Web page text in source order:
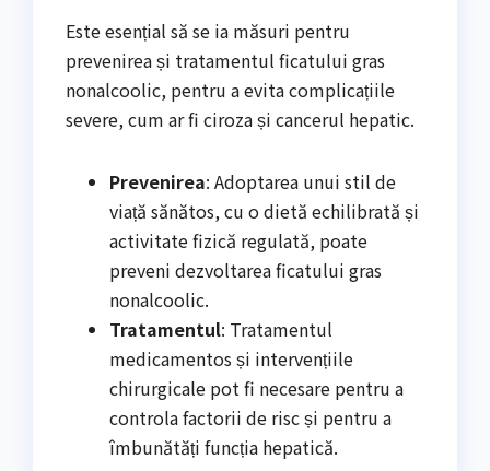
Este esențial să se ia măsuri pentru
prevenirea și tratamentul ficatului gras
nonalcoolic, pentru a evita complicațiile
severe, cum ar fi ciroza și cancerul hepatic.
Prevenirea: Adoptarea unui stil de
viață sănătos, cu o dietă echilibrată și
activitate fizică regulată, poate
preveni dezvoltarea ficatului gras
nonalcoolic.
Tratamentul: Tratamentul
medicamentos și intervențiile
chirurgicale pot fi necesare pentru a
controla factorii de risc și pentru a
îmbunătăți funcția hepatică.